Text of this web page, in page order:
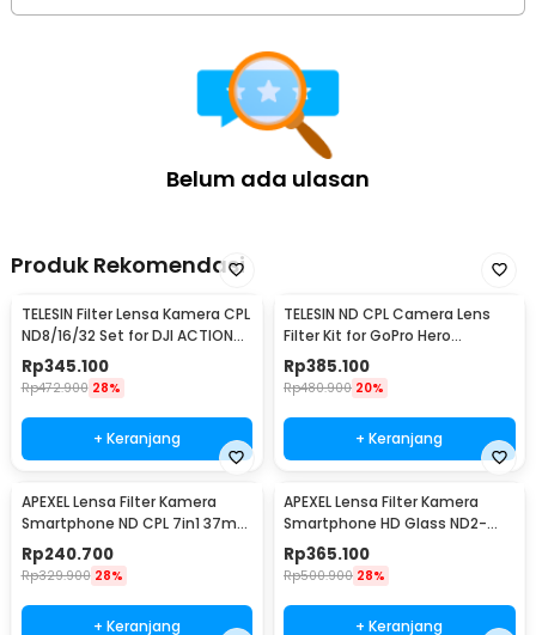
Belum ada ulasan
Produk Rekomendasi
TELESIN Filter Lensa Kamera CPL
ND8/16/32 Set for DJI ACTION
3/4/5 - OA-FLT-005
Rp345.100
Rp472.900 28%
+ Keranjang
TELESIN ND CPL Camera Lens
Filter Kit for GoPro Hero
9/10/11/12 - GP-FLT-903
Rp385.100
Rp480.900 20%
+ Keranjang
APEXEL Lensa Filter Kamera
Smartphone ND CPL 7in1 37mm
with Clip - APL-37UV-7F
Rp240.700
Rp329.900 28%
+ Keranjang
APEXEL Lensa Filter Kamera
Smartphone HD Glass ND2-
400 67mm with Clip - APL-
67VND400
Rp365.100
Rp500.900 28%
+ Keranjang